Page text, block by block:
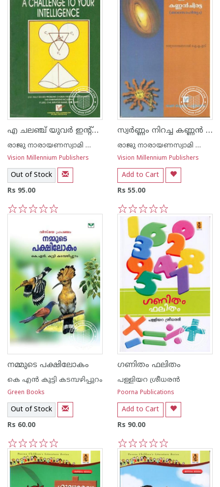
എ ചലഞ്ച് യുവര്‍ ഇന്റ്റെല്ലിജെ‌ന്‍സ്
രാജു നാരായണസ്വാമി ഐ എ എസ്
Vision Millennium Publishers
Out of Stock
Rs 95.00
സ്വര്‍ണ്ണം നിറച്ച കണ്ണ‌ന്‍ ചിരട്ട
രാജു നാരായണസ്വാമി ഐ എ എസ്
Vision Millennium Publishers
Add to Cart
Rs 55.00
3
2
നമ്മുടെ പക്ഷിലോകം
കെ എ‌ന്‍ കുട്ടി കടമ്പഴിപ്പുറം
Green Books
Out of Stock
Rs 60.00
5
4
3
2
1
ഗണിതം ഫലിതം
പള്ളിയറ ശ്രീധര‌ന്‍
Poorna Publications
Add to Cart
Rs 90.00
5
4
3
2
1